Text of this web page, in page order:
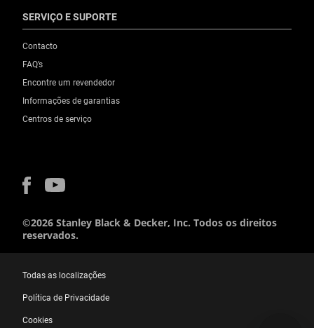
SERVIÇO E SUPORTE
Contacto
FAQ’s
Encontre um revendedor
Informações de garantias
Centros de serviço
©2026 Stanley Black & Decker, Inc. Todos os direitos
reservados.
Todas as localizações
Política de Privacidade
Cookies